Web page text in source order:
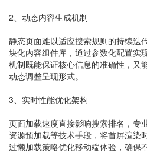
2、动态内容生成机制
静态页面难以适应搜索规则的持续迭
块化内容组件库，通过参数化配置实
机制既能保证核心信息的准确性，又
动态调整呈现形式。
3、实时性能优化架构
页面加载速度直接影响搜索排名，专
资源预加载等技术手段，将首屏渲染
过懒加载策略优化移动端体验，确保